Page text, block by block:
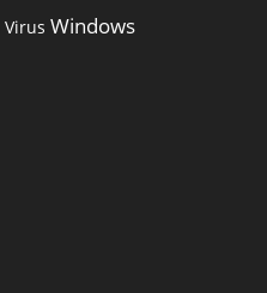
Virus Windows